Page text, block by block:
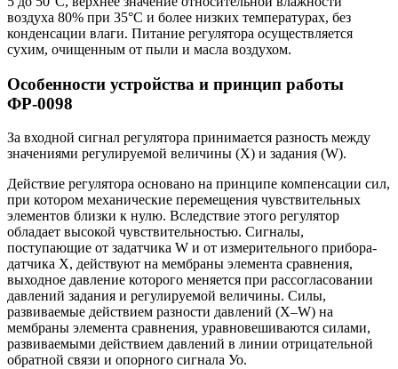
воздуха 80% при 35°С и более низких температурах, без
конденсации влаги. Питание регулятора осуществляется
сухим, очищенным от пыли и масла воздухом.
Особенности устройства и принцип работы
ФР-0098
За входной сигнал регулятора принимается разность между
значениями регулируемой величины (Х) и задания (W).
Действие регулятора основано на принципе компенсации сил,
при котором механические перемещения чувствительных
элементов близки к нулю. Вследствие этого регулятор
обладает высокой чувствительностью. Сигналы,
поступающие от задатчика W и от измерительного прибора-
датчика X, действуют на мембраны элемента сравнения,
выходное давление которого меняется при рассогласовании
давлений задания и регулируемой величины. Силы,
развиваемые действием разности давлений (X–W) на
мембраны элемента сравнения, уравновешиваются силами,
развиваемыми действием давлений в линии отрицательной
обратной связи и опорного сигнала Уо.